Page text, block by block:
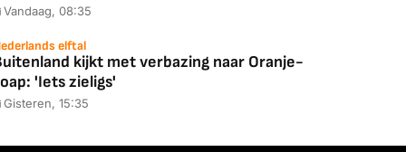
Vandaag, 08:35
elftal
kijkt met verbazing naar Oranje-
'Iets zieligs'
Gisteren, 15:35